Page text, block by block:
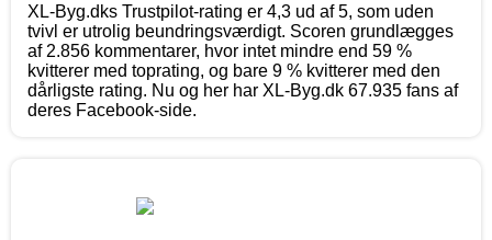
XL-Byg.dks Trustpilot-rating er 4,3 ud af 5, som uden
tvivl er utrolig beundringsværdigt. Scoren grundlægges
af 2.856 kommentarer, hvor intet mindre end 59 %
kvitterer med toprating, og bare 9 % kvitterer med den
dårligste rating. Nu og her har XL-Byg.dk 67.935 fans af
deres Facebook-side.